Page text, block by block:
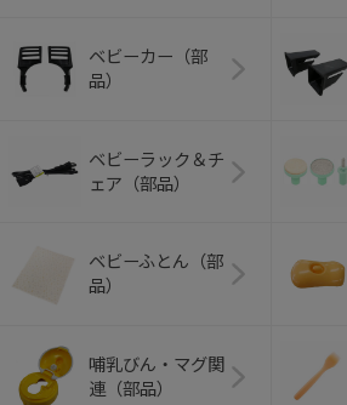
ベビーカー（部
品）
ベビーラック＆チ
ェア（部品）
ベビーふとん（部
品）
哺乳びん・マグ関
連（部品）